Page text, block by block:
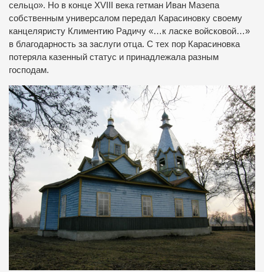
сельцо». Но в конце XVIII века гетман Иван Мазепа
собственным универсалом передал Карасиновку своему
канцеляристу Климентию Радичу «…к ласке войсковой…»
в благодарность за заслуги отца. С тех пор Карасиновка
потеряла казенный статус и принадлежала разным
господам.